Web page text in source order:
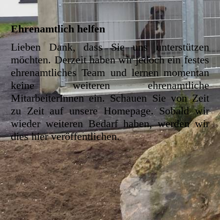
Ehrenamtlich helfen
Lieben Dank, dass Sie uns unterstützen
möchten. Derzeit haben wir jedoch ein festes
ehrenamtliches Team und lernen momentan
keine weiteren ehrenamtliche
MitarbeiterInnen ein. Schauen Sie von Zeit
zu Zeit auf unsere Homepage. Sobald wir
wieder weiteren Bedarf haben, werden wir
dies hier veröffentlichen.